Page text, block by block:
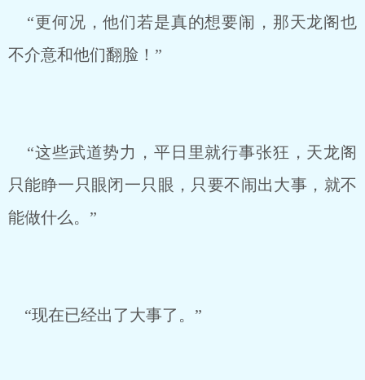
“更何况，他们若是真的想要闹，那天龙阁也
不介意和他们翻脸！”
“这些武道势力，平日里就行事张狂，天龙阁
只能睁一只眼闭一只眼，只要不闹出大事，就不
能做什么。”
“现在已经出了大事了。”